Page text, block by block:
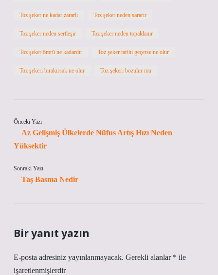
Toz şeker ne kadar zararlı Toz şeker neden sararır
Toz şeker neden sertleşir Toz şeker neden topaklanır
Toz şeker ömrü ne kadardır Toz şeker tarihi geçerse ne olur
Toz şekeri bırakırsak ne olur Toz şekeri bozulur mu
Önceki Yazı
Az Gelişmiş Ülkelerde Nüfus Artış Hızı Neden
Yüksektir
Sonraki Yazı
Taş Basma Nedir
Bir yanıt yazın
E-posta adresiniz yayınlanmayacak. Gerekli alanlar * ile
işaretlenmişlerdir